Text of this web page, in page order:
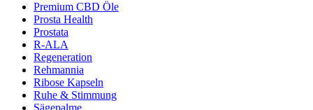
Premium CBD Öle
Prosta Health
Prostata
R-ALA
Regeneration
Rehmannia
Ribose Kapseln
Ruhe & Stimmung